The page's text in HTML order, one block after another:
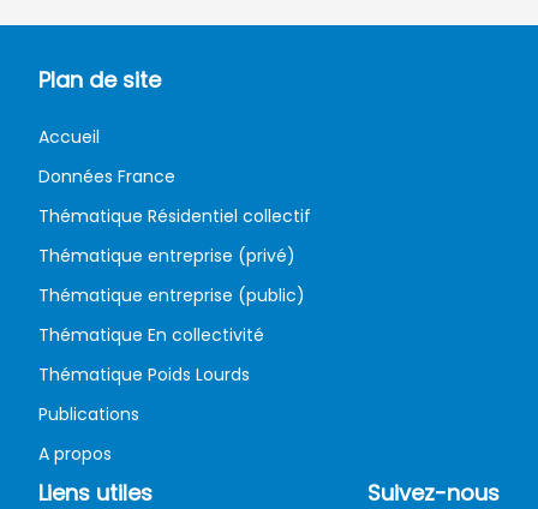
Plan de site
Accueil
Données France
Thématique Résidentiel collectif
Thématique entreprise (privé)
Thématique entreprise (public)
Thématique En collectivité
Thématique Poids Lourds
Publications
A propos
Liens utiles Suivez-nous